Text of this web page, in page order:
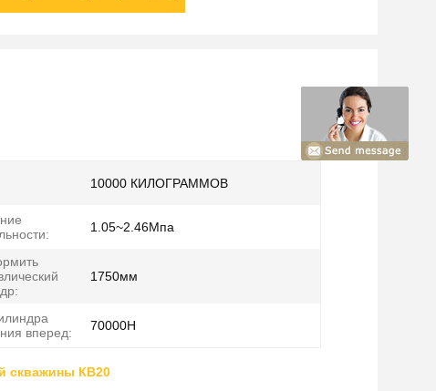
10000 КИЛОГРАММОВ
1.05~2.46Мпа
1750мм
вперед:
70000Н
скважины КВ20